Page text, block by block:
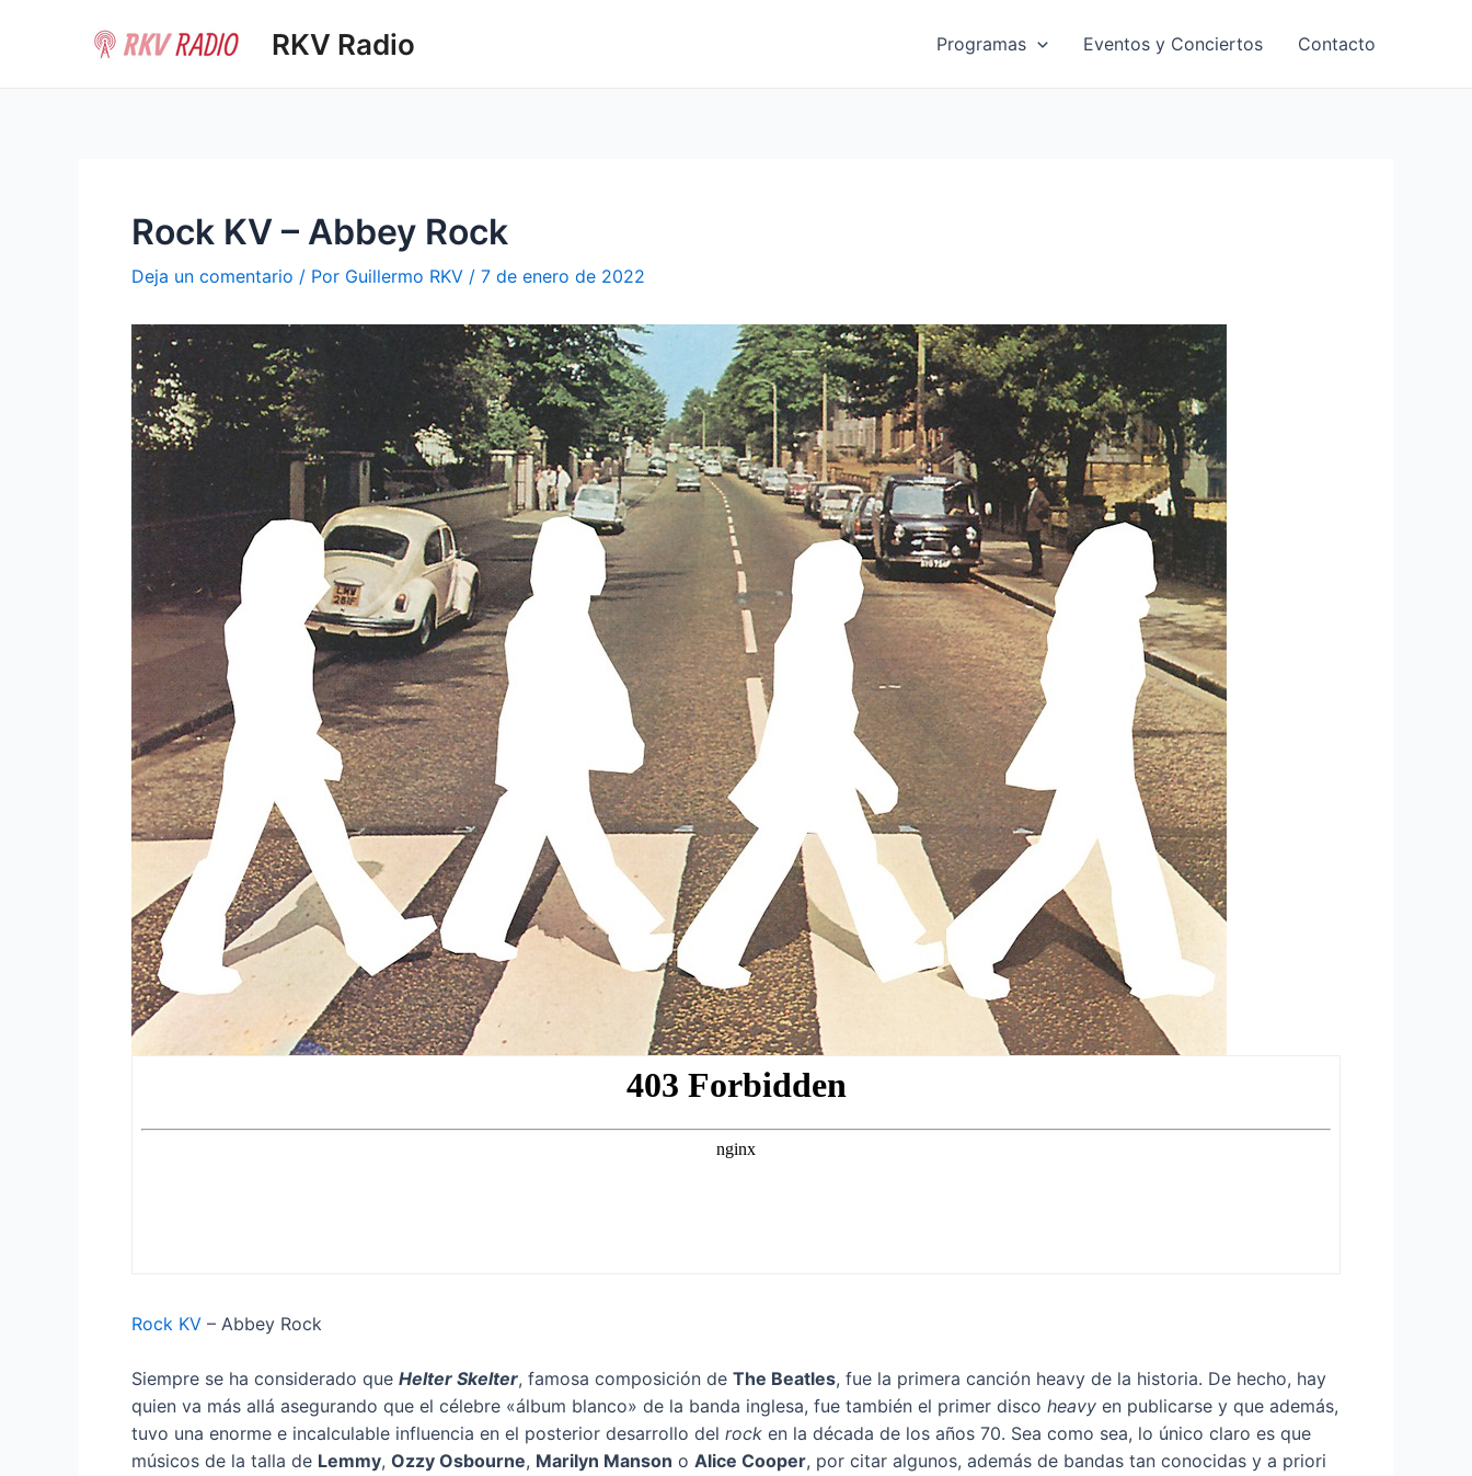
RKV Radio Programas Eventos y Conciertos Contacto
Rock KV – Abbey Rock
Deja un comentario / Por Guillermo RKV / 7 de enero de 2022
Rock KV – Abbey Rock
Siempre se ha considerado que Helter Skelter, famosa composición de The Beatles, fue la primera canción heavy de la historia. De hecho, hay
quien va más allá asegurando que el célebre «álbum blanco» de la banda inglesa, fue también el primer disco heavy en publicarse y que además,
tuvo una enorme e incalculable influencia en el posterior desarrollo del rock en la década de los años 70. Sea como sea, lo único claro es que
músicos de la talla de Lemmy, Ozzy Osbourne, Marilyn Manson o Alice Cooper, por citar algunos, además de bandas tan conocidas y a priori